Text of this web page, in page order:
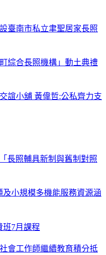
臺南市私立聿聖居家長照
綜合長照機構」動土典禮
誼小舖 黃偉哲:公私齊力支
長照輔具新制與舊制對照
及小規模多機能服務資源涵
班7月課程
會工作師繼續教育積分抵